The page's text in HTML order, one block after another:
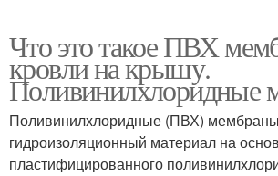
Что это такое ПВХ
кровли на крышу.
Поливинилхлоридные
Поливинилхлоридные (ПВХ)
гидроизоляционный материал на
пластифицированного